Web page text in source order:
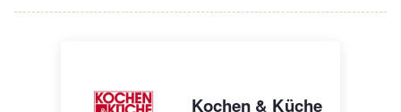
Kochen & Küche